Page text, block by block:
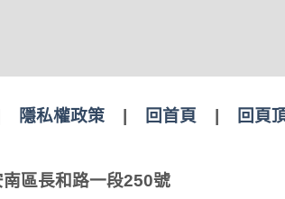
隱私權政策| 回首頁 | 回頁
區長和路一段250號